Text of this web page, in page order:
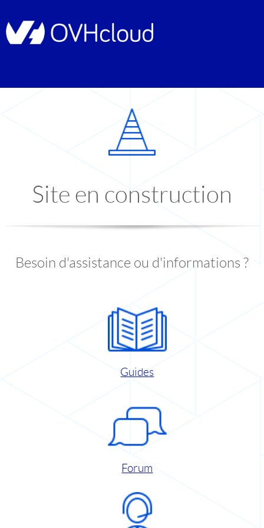
Site en construction
Besoin d'assistance ou d'informations ?
Guides
Forum